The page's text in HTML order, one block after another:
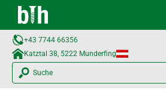
+43 7744 66356
Katztal 38, 5222 Munderfing
Suche